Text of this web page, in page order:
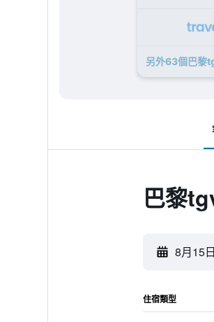
另外63個巴黎
巴黎
8月15
住宿類型